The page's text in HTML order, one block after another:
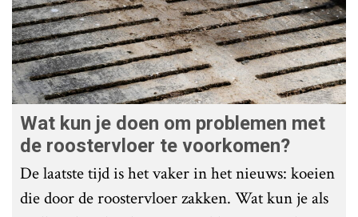
Wat kun je doen om problemen met
de roostervloer te voorkomen?
De laatste tijd is het vaker in het nieuws: koeien
die door de roostervloer zakken. Wat kun je als